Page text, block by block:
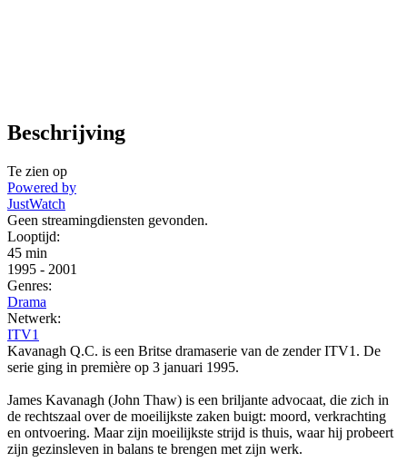
Beschrijving
Te zien op
Powered by
JustWatch
Geen streamingdiensten gevonden.
Looptijd:
45 min
1995 - 2001
Genres:
Drama
Netwerk:
ITV1
Kavanagh Q.C. is een Britse dramaserie van de zender ITV1. De
serie ging in première op 3 januari 1995.
James Kavanagh (John Thaw) is een briljante advocaat, die zich in
de rechtszaal over de moeilijkste zaken buigt: moord, verkrachting
en ontvoering. Maar zijn moeilijkste strijd is thuis, waar hij probeert
zijn gezinsleven in balans te brengen met zijn werk.